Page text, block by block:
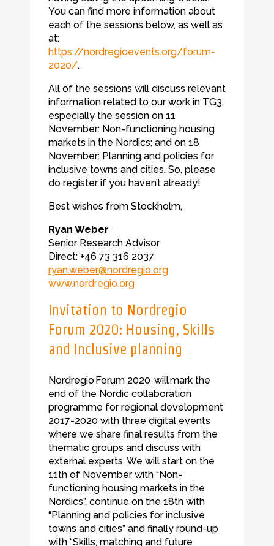
You can find more information about
each of the sessions below, as well as
at:
https://nordregioevents.org/forum-
2020/.
All of the sessions will discuss relevant
information related to our work in TG3,
especially the session on 11
November: Non-functioning housing
markets in the Nordics; and on 18
November: Planning and policies for
inclusive towns and cities. So, please
do register if you haven’t already!
Best wishes from Stockholm,
Ryan Weber
Senior Research Advisor
Direct: +46 73 316 2037
ryan.weber@nordregio.org
www.nordregio.org
Invitation to Nordregio
Forum 2020: Housing, Skills
and Inclusive planning
Nordregio Forum 2020 will mark the
end of the Nordic collaboration
programme for regional development
2017-2020 with three digital events
where we share final results from the
thematic groups and discuss with
external experts. We will start on the
11th of November with “Non-
functioning housing markets in the
Nordics”, continue on the 18th with
“Planning and policies for inclusive
towns and cities” and finally round-up
with “Skills, matching and future